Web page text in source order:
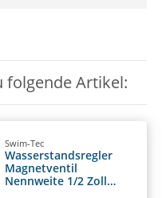
folgende Artikel:
Swim-Tec
Wasserstandsregler
Magnetventil
Nennweite 1/2 Zoll